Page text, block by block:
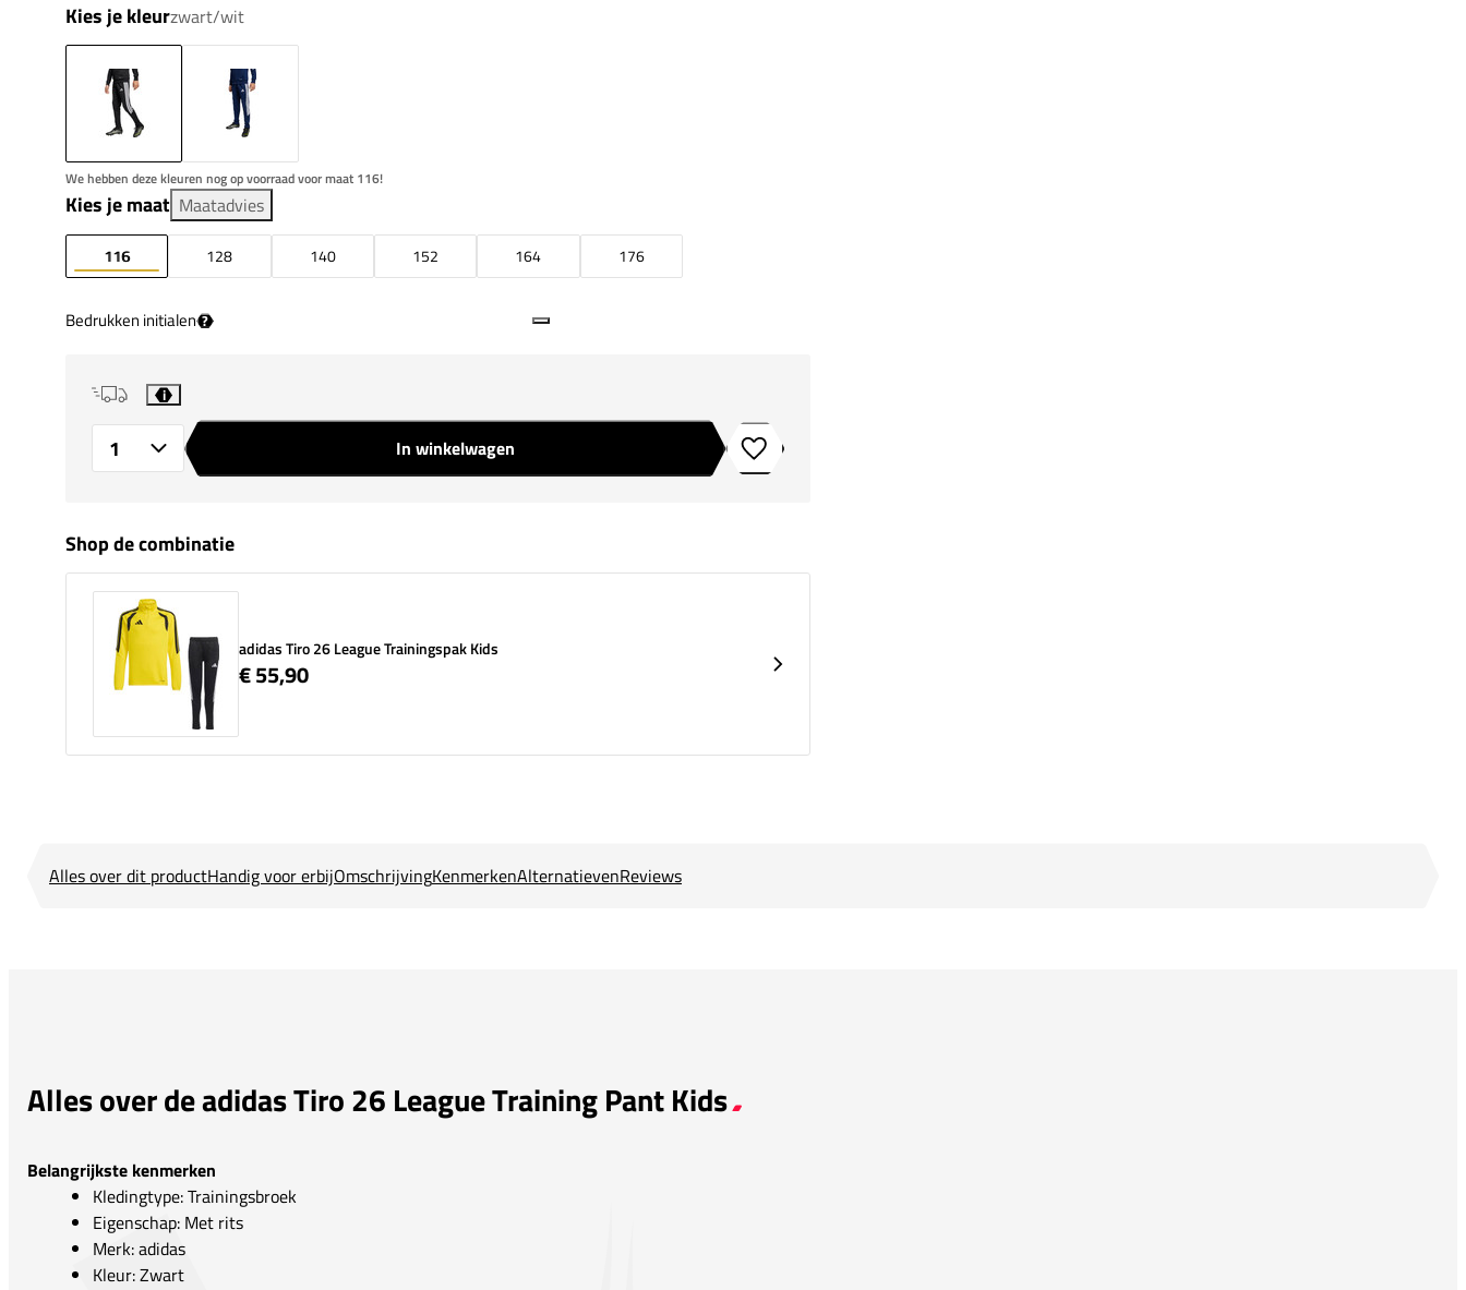
Kies je kleurzwart/wit
We hebben deze kleuren nog op voorraad voor maat 116!
Kies je maat Maatadvies
116 128 140 152 164 176
Bedrukken initialen ?
i
In winkelwagen Toevoegen aan verlanglijstje
Shop de combinatie
adidas Tiro 26 League Trainingspak Kids
€ 55,90
Alles over dit productHandig voor erbijOmschrijvingKenmerkenAlternatievenReviews
Alles over de adidas Tiro 26 League Training Pant Kids
Belangrijkste kenmerken
Kledingtype: Trainingsbroek
Eigenschap: Met rits
Merk: adidas
Kleur: Zwart